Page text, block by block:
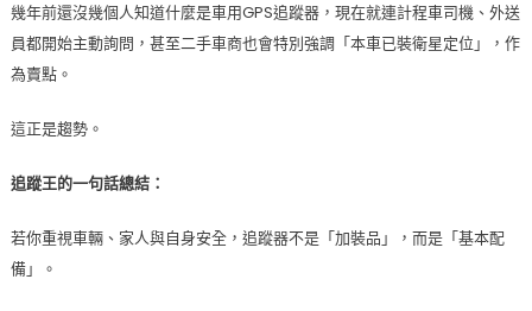
幾年前還沒幾個人知道什麼是車用GPS追蹤器，現在就連計程車司機、外送
員都開始主動詢問，甚至二手車商也會特別強調「本車已裝衛星定位」，作
為賣點。
這正是趨勢。
追蹤王的一句話總結：
若你重視車輛、家人與自身安全，追蹤器不是「加裝品」，而是「基本配
備」。